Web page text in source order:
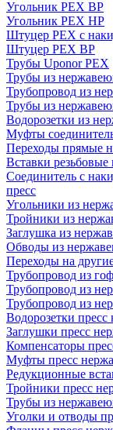
Угольник PEX ВР
Угольник PEX НР
Штуцер PEX c
Штуцер PEX ВР
Трубы Uponor PEX
Трубы из
Трубопровод из
Трубы из
Водорозетки из
Муфты
Переходы прямые
Вставки
Соединитель с
пресс
Угольники из
Тройники из
Заглушка из
Обводы из
Переходы на
Трубопровод из
Трубопровод из
Трубопровод из
Водорозетки
Заглушки пресс
Компенсаторы
Муфты пресс
Редукционные
Тройники пресс
Трубы из
Уголки и отводы